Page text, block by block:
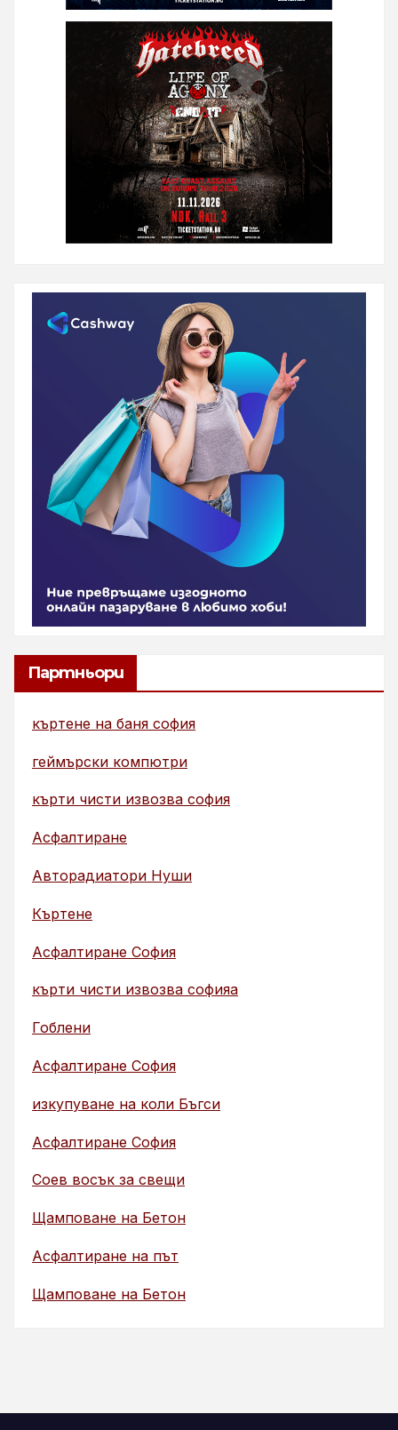
Партньори
къртене на баня софия
геймърски компютри
кърти чисти извозва софия
Асфалтиране
Авторадиатори Нуши
Къртене
Асфалтиране София
кърти чисти извозва софияа
Гоблени
Асфалтиране София
изкупуване на коли Бъгси
Асфалтиране София
Соев восък за свещи
Щамповане на Бетон
Асфалтиране на път
Щамповане на Бетон